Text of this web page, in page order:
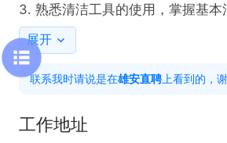
3. 熟悉清洁工具的使用，掌握基本
展开
联系我时请说是在雄安直聘 上看到的，
工作地址